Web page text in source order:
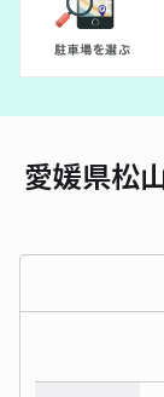
愛媛県松